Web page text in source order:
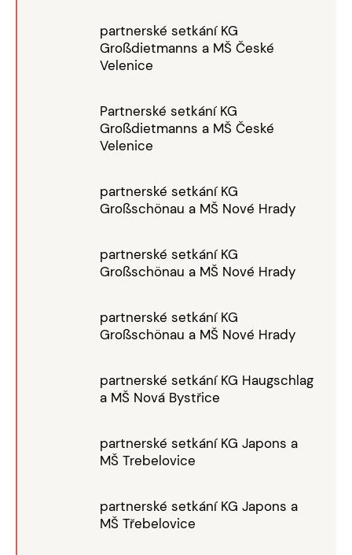
partnerské setkání KG
Großdietmanns a MŠ České
Velenice
Partnerské setkání KG
Großdietmanns a MŠ České
Velenice
partnerské setkání KG
Großschönau a MŠ Nové Hrady
partnerské setkání KG
Großschönau a MŠ Nové Hrady
partnerské setkání KG
Großschönau a MŠ Nové Hrady
partnerské setkání KG Haugschlag
a MŠ Nová Bystřice
partnerské setkání KG Japons a
MŠ Trebelovice
partnerské setkání KG Japons a
MŠ Třebelovice